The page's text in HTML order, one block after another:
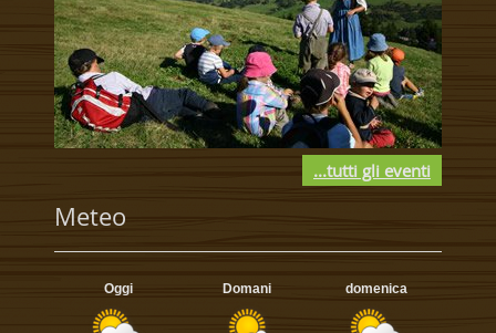
...tutti gli eventi
Meteo
Oggi Domani domenica